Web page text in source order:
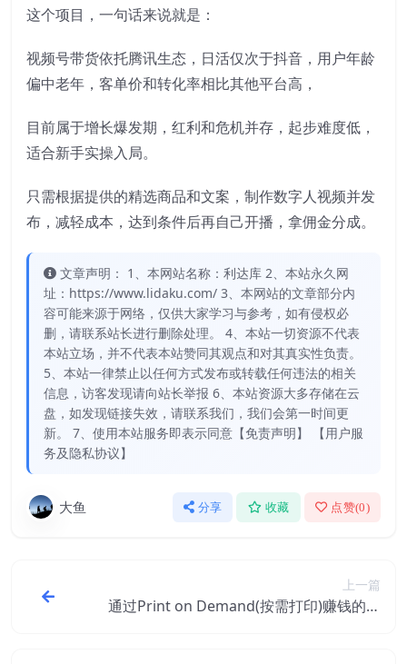
这个项目，一句话来说就是：
视频号带货依托腾讯生态，日活仅次于抖音，用户年龄
偏中老年，客单价和转化率相比其他平台高，
目前属于增长爆发期，红利和危机并存，起步难度低，
适合新手实操入局。
只需根据提供的精选商品和文案，制作数字人视频并发
布，减轻成本，达到条件后再自己开播，拿佣金分成。
文章声明： 1、本网站名称：利达库 2、本站永久网
址：https://www.lidaku.com/ 3、本网站的文章部分内
容可能来源于网络，仅供大家学习与参考，如有侵权必
删，请联系站长进行删除处理。 4、本站一切资源不代表
本站立场，并不代表本站赞同其观点和对其真实性负责。
5、本站一律禁止以任何方式发布或转载任何违法的相关
信息，访客发现请向站长举报 6、本站资源大多存储在云
盘，如发现链接失效，请联系我们，我们会第一时间更
新。 7、使用本站服务即表示同意【免责声明】 【用户服
务及隐私协议】
大鱼 分享 收藏 点赞(0)
上一篇
通过Print on Demand(按需打印)赚钱的方